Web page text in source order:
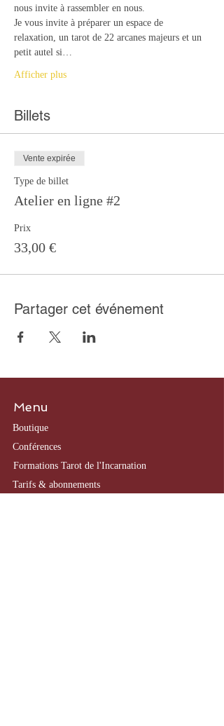
nous invite à rassembler en nous.
Je vous invite à préparer un espace de
relaxation, un tarot de 22 arcanes majeurs et un
petit autel si…
Afficher plus
Billets
Vente expirée
Type de billet
Atelier en ligne #2
Prix
33,00 €
Partager cet événement
Menu
Boutique
​Conférences
Formations Tarot de l'Incarnation
Tarifs & abonnements